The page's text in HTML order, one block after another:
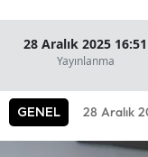
28 Aralık 2025 16:51
Yayınlanma
GENEL 28 Aralık